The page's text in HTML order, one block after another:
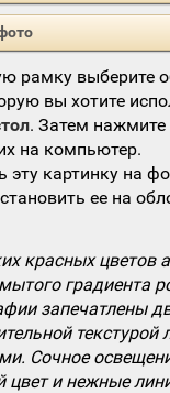
рамку выберите
вы хотите
. Затем нажмите
на компьютер.
картинку на
ее на
красных цветов
градиента
запечатлены
текстурой
Сочное
и нежные